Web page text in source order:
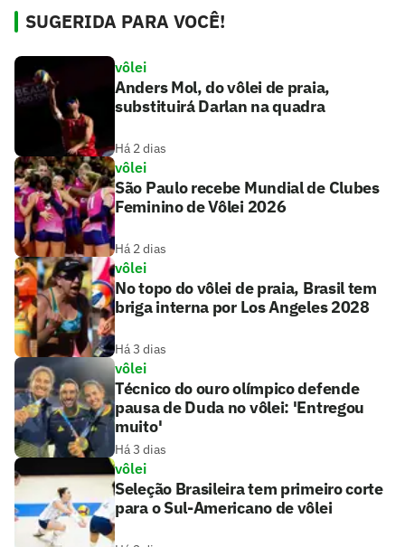
SUGERIDA PARA VOCÊ!
vôlei
Anders Mol, do vôlei de praia,
substituirá Darlan na quadra
Há 2 dias
vôlei
São Paulo recebe Mundial de Clubes
Feminino de Vôlei 2026
Há 2 dias
vôlei
No topo do vôlei de praia, Brasil tem
briga interna por Los Angeles 2028
Há 3 dias
vôlei
Técnico do ouro olímpico defende
pausa de Duda no vôlei: 'Entregou
muito'
Há 3 dias
vôlei
Seleção Brasileira tem primeiro corte
para o Sul-Americano de vôlei